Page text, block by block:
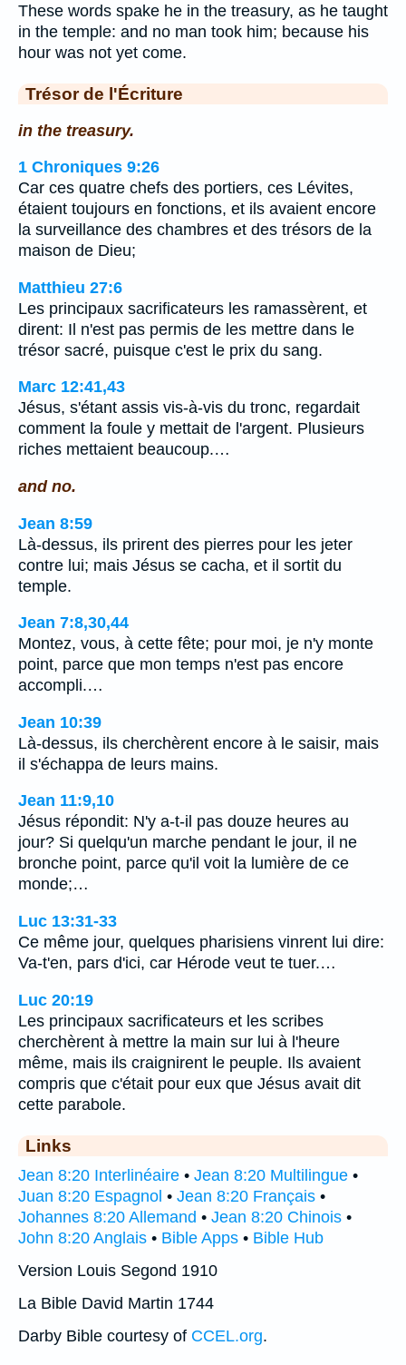
These words spake he in the treasury, as he taught
in the temple: and no man took him; because his
hour was not yet come.
Trésor de l'Écriture
in the treasury.
1 Chroniques 9:26
Car ces quatre chefs des portiers, ces Lévites,
étaient toujours en fonctions, et ils avaient encore
la surveillance des chambres et des trésors de la
maison de Dieu;
Matthieu 27:6
Les principaux sacrificateurs les ramassèrent, et
dirent: Il n'est pas permis de les mettre dans le
trésor sacré, puisque c'est le prix du sang.
Marc 12:41,43
Jésus, s'étant assis vis-à-vis du tronc, regardait
comment la foule y mettait de l'argent. Plusieurs
riches mettaient beaucoup.…
and no.
Jean 8:59
Là-dessus, ils prirent des pierres pour les jeter
contre lui; mais Jésus se cacha, et il sortit du
temple.
Jean 7:8,30,44
Montez, vous, à cette fête; pour moi, je n'y monte
point, parce que mon temps n'est pas encore
accompli.…
Jean 10:39
Là-dessus, ils cherchèrent encore à le saisir, mais
il s'échappa de leurs mains.
Jean 11:9,10
Jésus répondit: N'y a-t-il pas douze heures au
jour? Si quelqu'un marche pendant le jour, il ne
bronche point, parce qu'il voit la lumière de ce
monde;…
Luc 13:31-33
Ce même jour, quelques pharisiens vinrent lui dire:
Va-t'en, pars d'ici, car Hérode veut te tuer.…
Luc 20:19
Les principaux sacrificateurs et les scribes
cherchèrent à mettre la main sur lui à l'heure
même, mais ils craignirent le peuple. Ils avaient
compris que c'était pour eux que Jésus avait dit
cette parabole.
Links
Jean 8:20 Interlinéaire • Jean 8:20 Multilingue •
Juan 8:20 Espagnol • Jean 8:20 Français •
Johannes 8:20 Allemand • Jean 8:20 Chinois •
John 8:20 Anglais • Bible Apps • Bible Hub
Version Louis Segond 1910
La Bible David Martin 1744
Darby Bible courtesy of CCEL.org.